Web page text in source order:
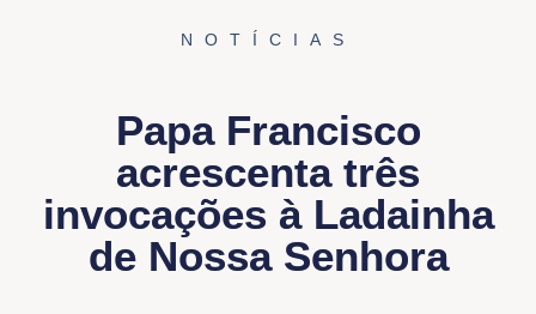
NOTÍCIAS
Papa Francisco
acrescenta três
invocações à Ladainha
de Nossa Senhora